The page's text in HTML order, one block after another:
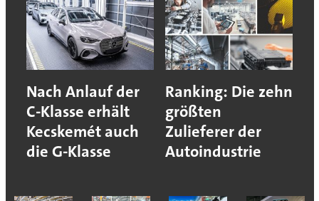
Nach Anlauf der
C-Klasse erhält
Kecskemét auch
die G-Klasse
Ranking: Die zehn
größten
Zulieferer der
Autoindustrie